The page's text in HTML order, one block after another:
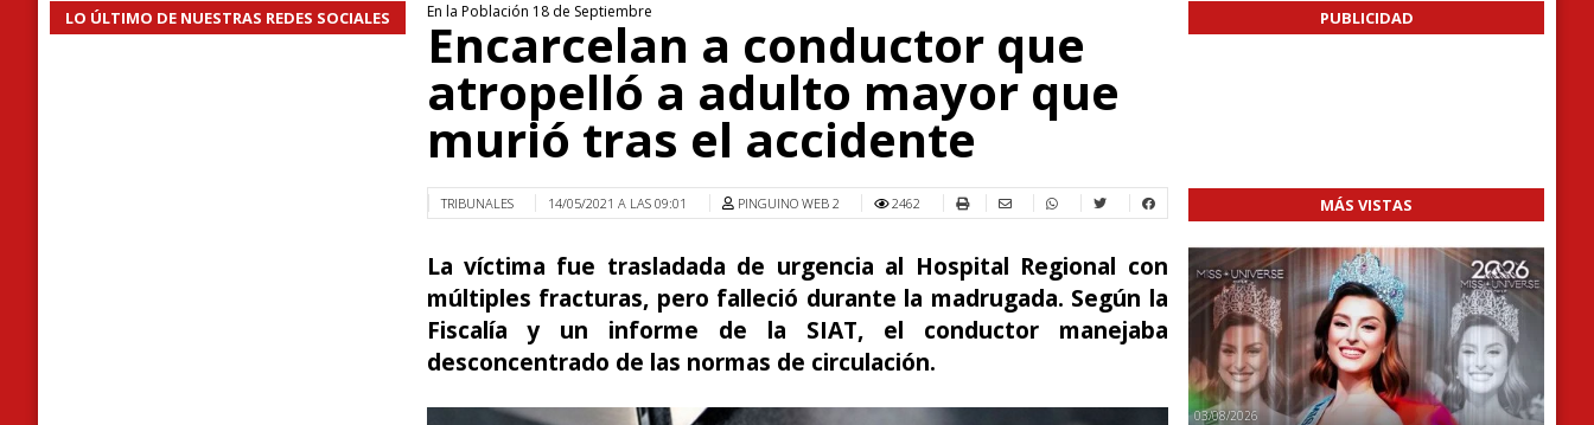
LO ÚLTIMO DE NUESTRAS REDES SOCIALES En la Población 18 de Septiembre
Encarcelan a conductor que
atropelló a adulto mayor que
murió tras el accidente
TRIBUNALES 14/05/2021 A LAS 09:01 PINGUINO WEB 2 2462
La víctima fue trasladada de urgencia al Hospital Regional con
múltiples fracturas, pero falleció durante la madrugada. Según la
Fiscalía y un informe de la SIAT, el conductor manejaba
desconcentrado de las normas de circulación.
PUBLICIDAD
MÁS VISTAS
03/08/2026